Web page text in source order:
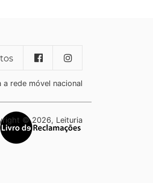
a rede móvel nacional
© 2026, Leituria